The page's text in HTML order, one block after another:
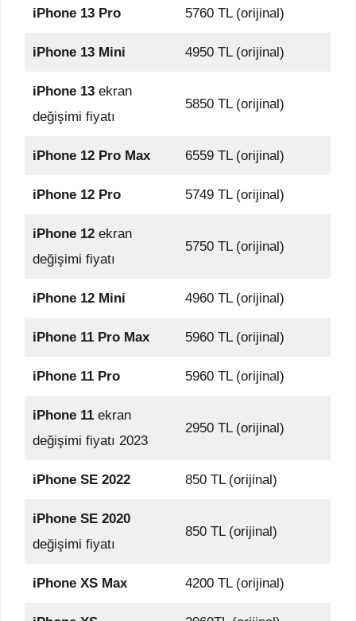
iPhone 13 Pro 5760 TL (orijinal)
iPhone 13 Mini 4950 TL (orijinal)
iPhone 13ekran
değişimi fiyatı
5850 TL (orijinal)
iPhone 12 Pro Max 6559 TL (orijinal)
iPhone 12 Pro 5749 TL (orijinal)
iPhone 12ekran
değişimi fiyatı
5750 TL (orijinal)
iPhone 12 Mini 4960 TL (orijinal)
iPhone 11 Pro Max 5960 TL (orijinal)
iPhone 11 Pro 5960 TL (orijinal)
iPhone 11ekran
değişimi fiyatı 2023
2950 TL (orijinal)
iPhone SE 2022 850 TL (orijinal)
iPhone SE 2020
değişimi fiyatı
850 TL (orijinal)
iPhone XS Max 4200 TL (orijinal)